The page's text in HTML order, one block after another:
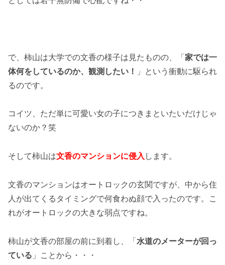
で、柿山は大学での文香の様子は見たものの、「家では一
体何をしているのか、観測したい！ 」という衝動に駆られ
るのです。
コイツ、ただ単に可愛い女の子につきまといたいだけじゃ
ないのか？笑
そして柿山は文香のマンションに侵入 します。
文香のマンションはオートロックの玄関ですが、中から住
人が出てくるタイミングで何食わぬ顔で入ったのです。こ
れがオートロックの大きな弱点ですね。
柿山が文香の部屋の前に到着し、「水道のメーターが回っ
ている 」ことから・・・